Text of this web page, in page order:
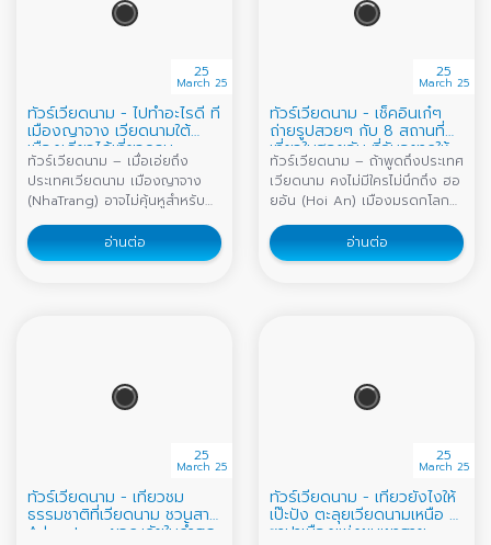
25
March 25
ทัวร์เวียดนาม - ไปทำอะไรดี ที่
เมืองญาจาง เวียดนามใต้
เมืองเดียวได้เที่ยวครบ
ทัวร์เวียดนาม – เมื่อเอ่ยถึง
ประเทศเวียดนาม เมืองญาจาง
(NhaTrang) อาจไม่คุ้นหูสำหรับ
คนไทยมากนัก เป็นเมืองท่อง
เที่ยวทางทะเล เมืองตากอากาศที่
คนเวียดนามบอกว่า มีหาดที่สวย
ยังเต็มไปด้วยกิจกรรมสนุกๆ
ผ่อนกินลมชมวิวตามชายหาด
หรือจิบเครื่องดื่มเย็นๆ นั่งคาเฟ่
ชิคๆ ซึ่ง ญาจาง ค
อ่านต่อ
25
March 25
ทัวร์เวียดนาม - เช็คอินเก๋ๆ
ถ่ายรูปสวยๆ กับ 8 สถานที่
เที่ยวในฮอยอัน ที่ฉันอยากให้
เธอไป
ทัวร์เวียดนาม – ถ้าพูดถึงประเทศ
เวียดนาม คงไม่มีใครไม่นึกถึง ฮอ
ยอัน (Hoi An) เมืองมรดกโลกสี
เหลือง และคงจะอยู่ในลิสต์อันดับ
ต้นๆ ของเมืองที่นักท่องเที่ยว
อยากไปเยือนกันมากที่สุด รวมถึง
ถ่ายรูปสวยๆ กับ 8 ที่เที่ยวที่ต้อง
เลยว่าฮอยอันมีครบถึงขั้นอยากให้
อ่านต่อ
25
March 25
ทัวร์เวียดนาม - เที่ยวชม
ธรรมชาติที่เวียดนาม ชวนสาย
Adventure ผจญภัยในถ้ำสุด
25
March 25
ทัวร์เวียดนาม - เที่ยวยังไงให้
เป๊ะปัง ตะลุยเวียดนามเหนือ ที่
ซาปาเมืองแห่งขุนเขาสาย